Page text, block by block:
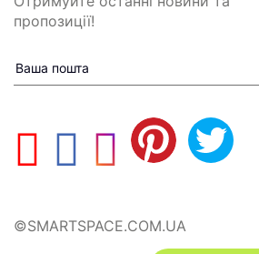
пропозиції!
©SMARTSPACE.COM.UA